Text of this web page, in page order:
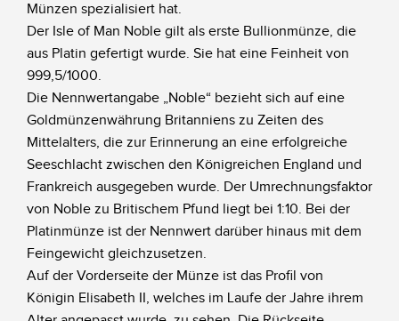
Münzen spezialisiert hat.
Der Isle of Man Noble gilt als erste Bullionmünze, die
aus Platin gefertigt wurde. Sie hat eine Feinheit von
999,5/1000.
Die Nennwertangabe „Noble“ bezieht sich auf eine
Goldmünzenwährung Britanniens zu Zeiten des
Mittelalters, die zur Erinnerung an eine erfolgreiche
Seeschlacht zwischen den Königreichen England und
Frankreich ausgegeben wurde. Der Umrechnungsfaktor
von Noble zu Britischem Pfund liegt bei 1:10. Bei der
Platinmünze ist der Nennwert darüber hinaus mit dem
Feingewicht gleichzusetzen.
Auf der Vorderseite der Münze ist das Profil von
Königin Elisabeth II, welches im Laufe der Jahre ihrem